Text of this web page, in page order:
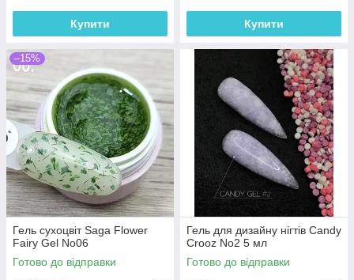
Купити Купити
–15%
Гель сухоцвіт Saga Flower
Fairy Gel No06
Готово до відправки
Гель для дизайну нігтів Candy
Crooz No2 5 мл
Готово до відправки